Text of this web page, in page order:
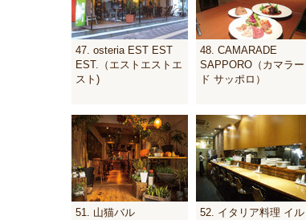
47. osteria EST EST
EST.（エストエストエ
スト)
48. CAMARADE
SAPPORO（カマラー
ド サッポロ）
51. 山猫バル
52. イタリア料理 イル